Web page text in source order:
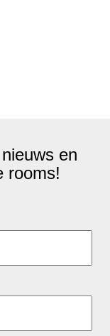
en
rooms!